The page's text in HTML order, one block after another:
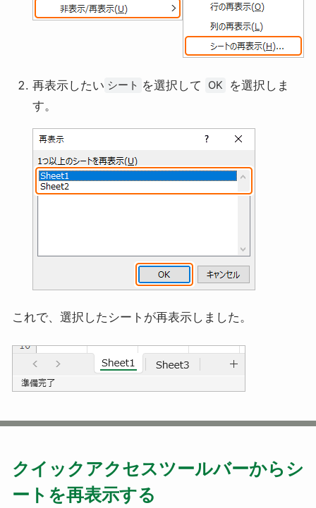
再表示したい シート を選択して OK
を選択しま
す。
これで、選択したシートが再表示しました。
クイックアクセスツールバーからシ
ートを再表示する